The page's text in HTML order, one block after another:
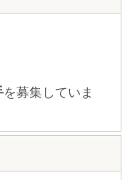
を募集していま